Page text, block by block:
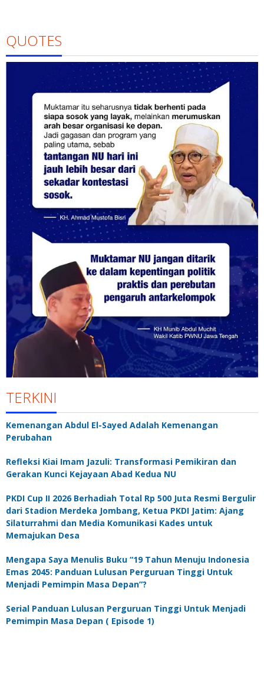
QUOTES
TERKINI
Kemenangan Abdul El-Sayed Adalah Kemenangan
Perubahan
Refleksi Kiai Imam Jazuli: Transformasi Pemikiran dan
Gerakan Kunci Kejayaan Abad Kedua NU
PKDI Cup II 2026 Berhadiah Total Rp 500 Juta Resmi Bergulir
dari Stadion Merdeka Jombang, Ketua PKDI Jatim: Ajang
Silaturrahmi dan Media Komunikasi Kades untuk
Memajukan Desa
Mengapa Saya Menulis Buku “19 Tahun Menuju Indonesia
Emas 2045: Panduan Lulusan Perguruan Tinggi Untuk
Menjadi Pemimpin Masa Depan”?
Serial Panduan Lulusan Perguruan Tinggi Untuk Menjadi
Pemimpin Masa Depan ( Episode 1)